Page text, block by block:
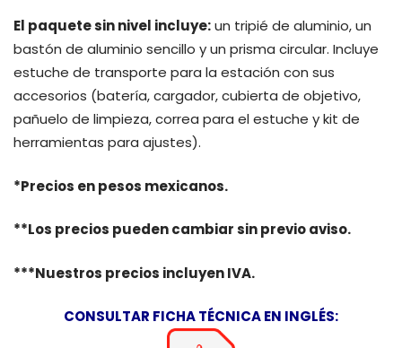
El paquete sin nivel incluye:un tripié de aluminio, un
bastón de aluminio sencillo y un prisma circular. Incluye
estuche de transporte para la estación con sus
accesorios (batería, cargador, cubierta de objetivo,
pañuelo de limpieza, correa para el estuche y kit de
herramientas para ajustes).
*Precios en pesos mexicanos.
**Los precios pueden cambiar sin previo aviso.
***Nuestros precios incluyen IVA.
CONSULTAR FICHA TÉCNICA EN INGLÉS: